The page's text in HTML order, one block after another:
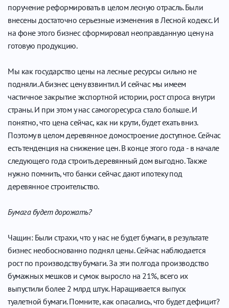
поручение реформировать в целом лесную отрасль. Были
внесены достаточно серьезные изменения в Лесной кодекс. И
на фоне этого бизнес сформировал неоправданную цену на
готовую продукцию.
Мы как государство цены на лесные ресурсы сильно не
подняли. А бизнес цену взвинтил. И сейчас мы имеем
частичное закрытие экспортной истории, рост спроса внутри
страны. И при этом у нас самогоресурса стало больше. И
понятно, что цена сейчас, как ни крути, будет ехать вниз.
Поэтому в целом деревянное домостроение доступное. Сейчас
есть тенденция на снижение цен. В конце этого года - в начале
следующего года строить деревянный дом выгодно. Также
нужно помнить, что банки сейчас дают ипотеку под
деревянное строительство.
Бумага будет дорожать?
Чащин: Были страхи, что у нас не будет бумаги, в результате
бизнес необоснованно поднял цены. Сейчас наблюдается
рост по производству бумаги. За эти полгода производство
бумажных мешков и сумок выросло на 21%, всего их
выпустили более 2 млрд штук. Наращивается выпуск
туалетной бумаги. Помните, как опасались, что будет дефицит?